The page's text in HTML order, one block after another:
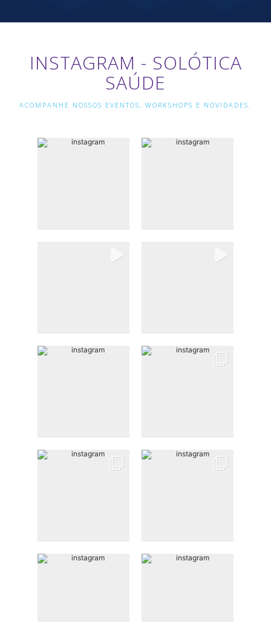
INSTAGRAM - SOLÓTICA
SAÚDE
ACOMPANHE NOSSOS EVENTOS, WORKSHOPS E NOVIDADES.